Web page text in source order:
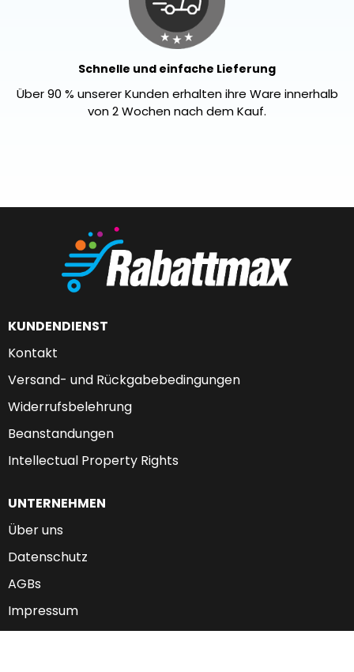
Schnelle und einfache Lieferung
Über 90 % unserer Kunden erhalten ihre Ware innerhalb
von 2 Wochen nach dem Kauf.
KUNDENDIENST
Kontakt
Versand- und Rückgabebedingungen
Widerrufsbelehrung
Beanstandungen
Intellectual Property Rights
UNTERNEHMEN
Über uns
Datenschutz
AGBs
Impressum